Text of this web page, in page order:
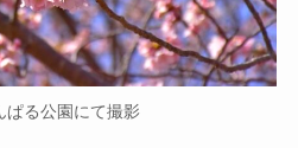
ぱる公園にて撮影